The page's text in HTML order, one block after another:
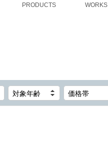
PRODUCTS WORKS
対象年齢 価格帯